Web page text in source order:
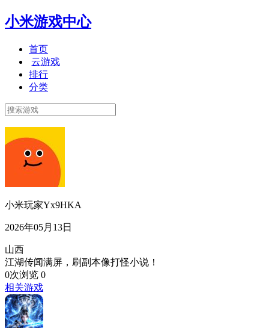
小米游戏中心
首页
云游戏
排行
分类
小米玩家Yx9HKA
2026年05月13日
山西
江湖传闻满屏，刷副本像打怪小说！
0次浏览 0
相关游戏